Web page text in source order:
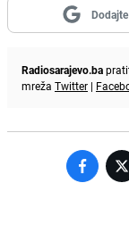
Radiosarajevo.ba
mreža Twitter |